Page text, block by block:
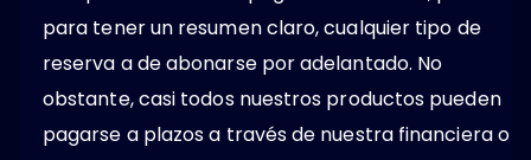
para tener un resumen claro, cualquier tipo de
reserva a de abonarse por adelantado. No
obstante, casi todos nuestros productos pueden
pagarse a plazos a través de nuestra financiera o